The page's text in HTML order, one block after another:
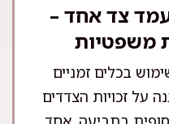
צד אחד –
משפטיות
בכלים זמניים
על זכויות הצדדים